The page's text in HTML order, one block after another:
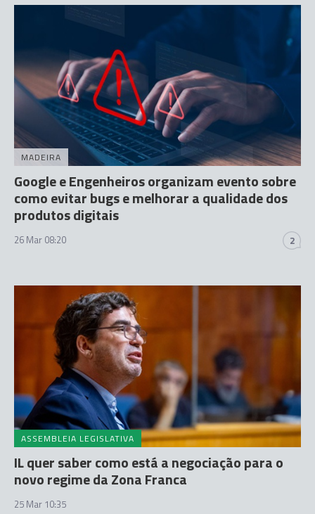
MADEIRA
Google e Engenheiros organizam evento sobre
como evitar bugs e melhorar a qualidade dos
produtos digitais
26 Mar 08:20 2
ASSEMBLEIA LEGISLATIVA
IL quer saber como está a negociação para o
novo regime da Zona Franca
25 Mar 10:35